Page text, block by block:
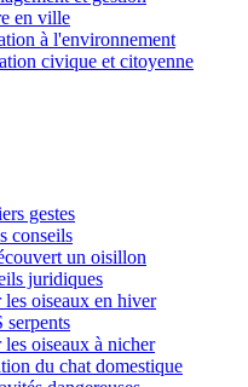
en ville
à l'environnement
civique et citoyenne
gestes
conseils
un oisillon
juridiques
oiseaux en hiver
serpents
oiseaux à nicher
du chat domestique